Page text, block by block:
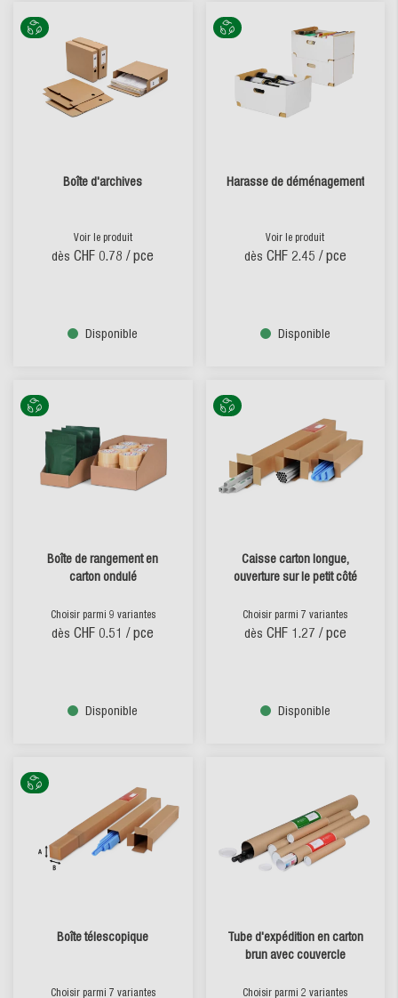
Boîte d'archives
Voir le produit
dès CHF 0.78 / pce
Disponible
Harasse de déménagement
Voir le produit
dès CHF 2.45 / pce
Disponible
Boîte de rangement en
carton ondulé
Choisir parmi 9 variantes
dès CHF 0.51 / pce
Disponible
Caisse carton longue,
ouverture sur le petit côté
Choisir parmi 7 variantes
dès CHF 1.27 / pce
Disponible
Boîte télescopique
Choisir parmi 7 variantes
Tube d'expédition en carton
brun avec couvercle
Choisir parmi 2 variantes